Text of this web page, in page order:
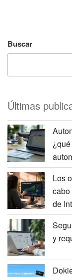
Buscar
Últimas
Los
de
y